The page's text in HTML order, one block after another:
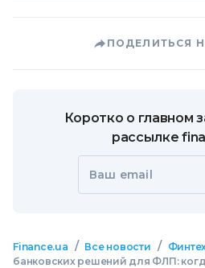
ПОДЕЛИТЬСЯ
Коротко о главном
рассылке
Ваш email
Finance.ua / Все новости /
банковских решений для ФЛП: